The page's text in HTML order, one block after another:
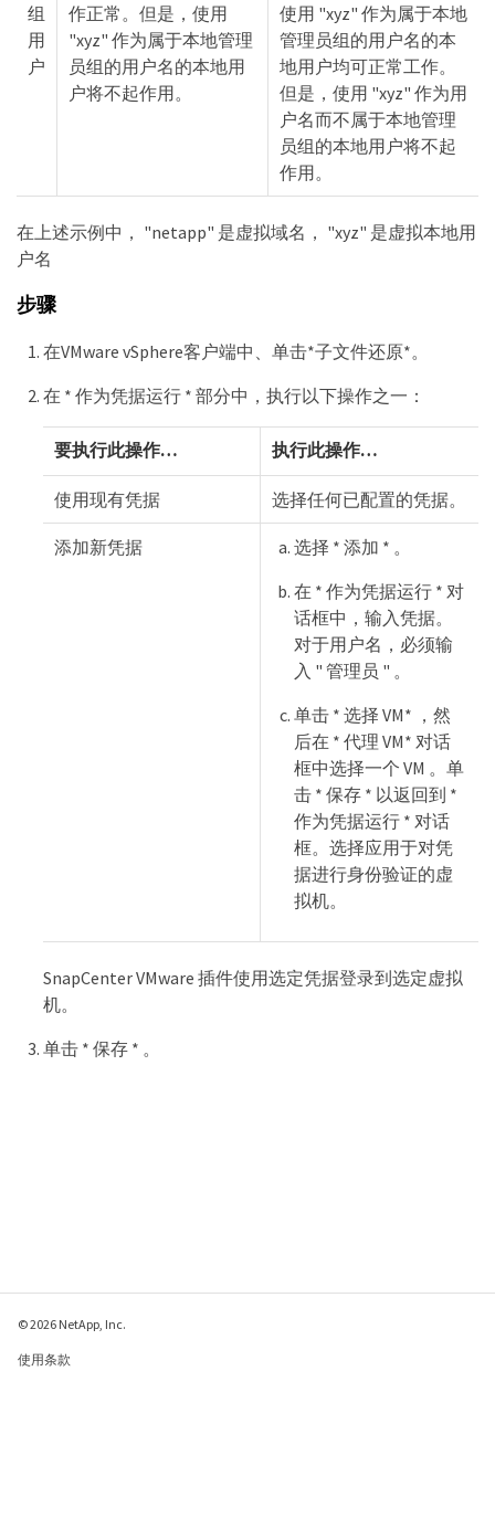
组
用
户
作正常。但是，使用
"xyz" 作为属于本地管理
员组的用户名的本地用
户将不起作用。
使用 "xyz" 作为属于本地
管理员组的用户名的本
地用户均可正常工作。
但是，使用 "xyz" 作为用
户名而不属于本地管理
员组的本地用户将不起
作用。
在上述示例中， "netapp" 是虚拟域名， "xyz" 是虚拟本地用
户名
步骤
在VMware vSphere客户端中、单击*子文件还原*。
在 * 作为凭据运行 * 部分中，执行以下操作之一：
要执行此操作… 执行此操作…
使用现有凭据 选择任何已配置的凭据。
添加新凭据
选择 * 添加 * 。
在 * 作为凭据运行 * 对
话框中，输入凭据。
对于用户名，必须输
入 " 管理员 " 。
单击 * 选择 VM* ，然
后在 * 代理 VM* 对话
框中选择一个 VM 。单
击 * 保存 * 以返回到 *
作为凭据运行 * 对话
框。选择应用于对凭
据进行身份验证的虚
拟机。
SnapCenter VMware 插件使用选定凭据登录到选定虚拟
机。
单击 * 保存 * 。
© 2026 NetApp, Inc.
使用条款